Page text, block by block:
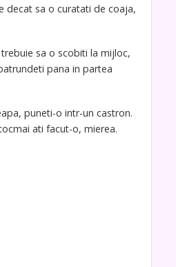
decat sa o curatati de coaja,
sa o scobiti la mijloc,
pana in partea
puneti-o intr-un castron.
ati facut-o, mierea.